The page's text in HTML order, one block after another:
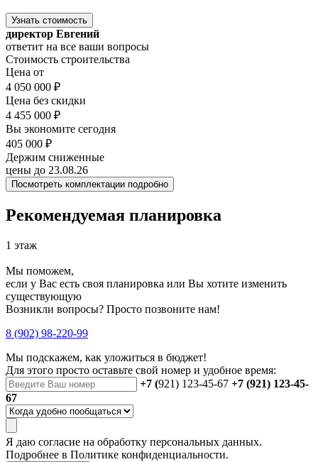
Узнать стоимость
директор Евгений
ответит на все ваши вопросы
Стоимость строительства
Цена от
4 050 000 ₽
Цена без скидки
4 455 000 ₽
Вы экономите сегодня
405 000 ₽
Держим сниженные
цены до 23.08.26
Посмотреть комплектации подробно
Рекомендуемая планировка
1 этаж
Мы поможем,
если у Вас есть своя планировка или Вы хотите изменить
существующую
Возникли вопросы? Просто позвоните нам!
8 (902) 98-220-99
Мы подскажем, как уложиться в бюджет!
Для этого просто оставьте свой номер и удобное время:
+7 (921) 123-45-67 +7 (921) 123-45-
67
Я даю согласие на обработку персональных данных.
Подробнее в Политике конфиденциальности.